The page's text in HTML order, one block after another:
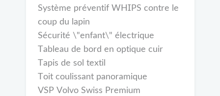
Système préventif WHIPS contre le
coup du lapin
Sécurité \"enfant\" électrique
Tableau de bord en optique cuir
Tapis de sol textil
Toit coulissant panoramique
VSP Volvo Swiss Premium